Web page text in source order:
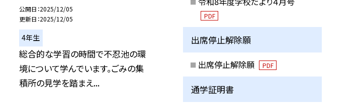
公開日 2025/12/05
更新日 2025/12/05
4年生
総合的な学習の時間で不忍池の環
境について学んでいます。ごみの集
積所の見学を踏まえ...
PDF
出席停止解除願
出席停止解除願 PDF
通学証明書